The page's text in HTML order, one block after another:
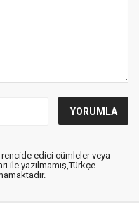
edici cümleler veya
ile yazılmamış,Türkçe